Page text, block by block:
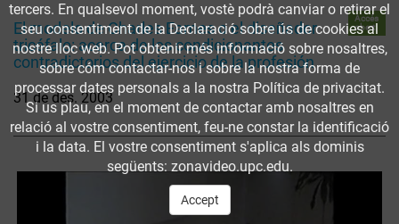
El modelo de Charles Eames o el diseñador
tricéfalo: acerca de los condicionantes
contradictorios del ejercicio de la profesión
Accés
obert
31 de des. 2003
tercers. En qualsevol moment, vostè podrà canviar o retirar el
seu consentiment de la Declaració sobre ús de cookies al
nostre lloc web. Pot obtenir més informació sobre nosaltres,
sobre cóm contactar-nos i sobre la nostra forma de
processar dates personals a la nostra Política de privacitat.
Si us plau, en el moment de contactar amb nosaltres en
relació al vostre consentiment, feu-ne constar la identificació
i la data. El vostre consentiment s'aplica als dominis
següents: zonavideo.upc.edu.
Accept